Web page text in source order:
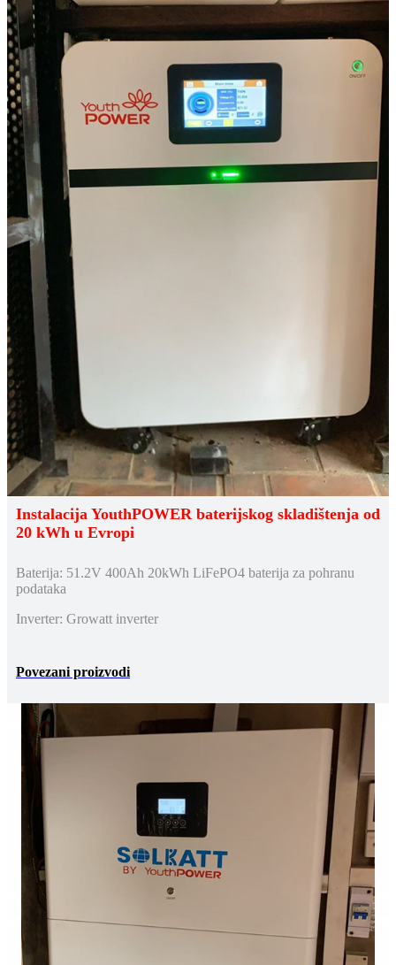
Instalacija YouthPOWER baterijskog skladištenja od
20 kWh u Evropi
Baterija: 51.2V 400Ah 20kWh LiFePO4 baterija za pohranu
podataka
Inverter: Growatt inverter
Povezani proizvodi